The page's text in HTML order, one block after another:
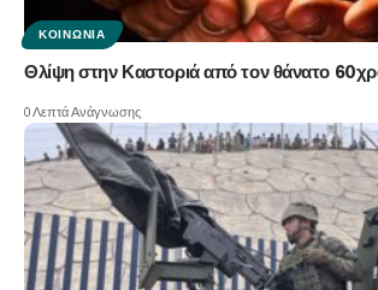
ΚΟΙΝΩΝΊΑ
Θλίψη στην Καστοριά από τον θάνατο
0 Λεπτά Ανάγνωσης